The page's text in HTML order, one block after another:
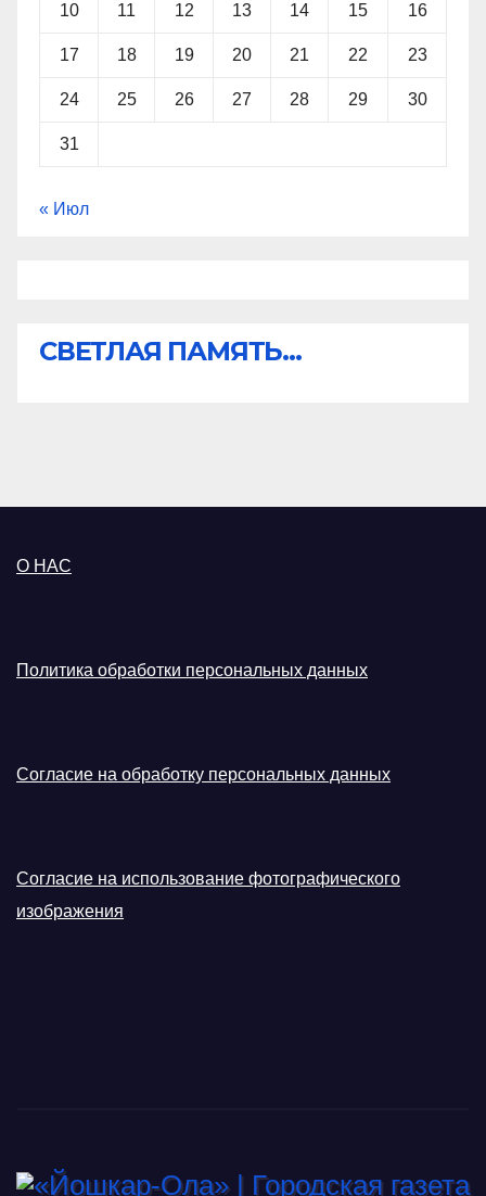
10 11 12 13 14 15 16
17 18 19 20 21 22 23
24 25 26 27 28 29 30
31
« Июл
СВЕТЛАЯ ПАМЯТЬ...
О НАС
Политика обработки персональных данных
Согласие на обработку персональных данных
Согласие на использование фотографического
изображения